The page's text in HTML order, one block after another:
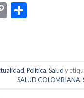
Copy
,Política,Saludy
SALUD COLOMBIANA,